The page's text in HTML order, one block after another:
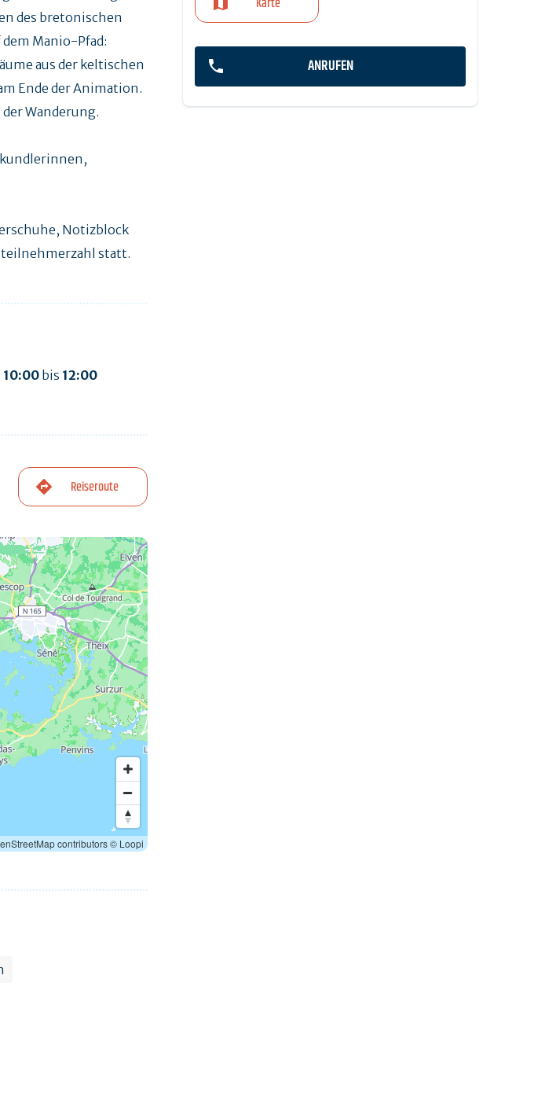
ANRUFEN
des bretonischen
Manio-Pfad:
aus der keltischen
Ende der Animation.
Wanderung.
Notizblock
statt.
10:00 bis 12:00
Reiseroute
contributors© Loopi